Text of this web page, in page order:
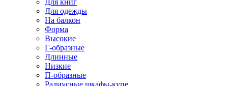
Для книг
Для одежды
На балкон
Форма
Высокие
Г-образные
Длинные
Низкие
П-образные
Радиусные шкафы-купе